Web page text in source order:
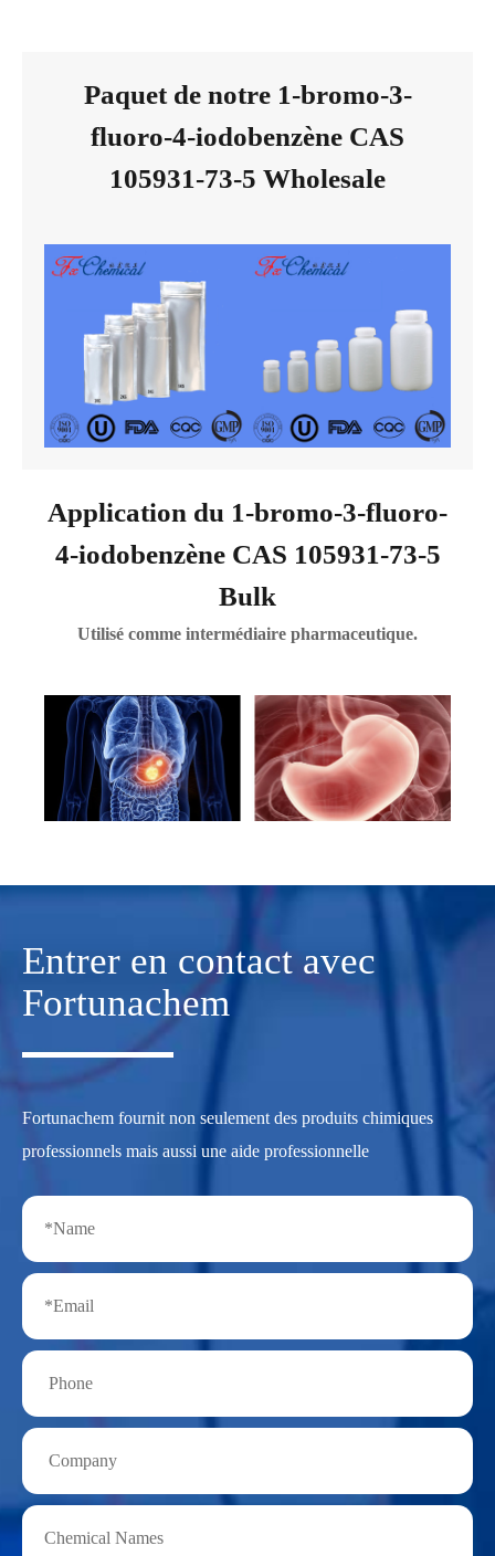
Paquet de notre 1-bromo-3-
fluoro-4-iodobenzène CAS
105931-73-5 Wholesale
Application du 1-bromo-3-fluoro-
4-iodobenzène CAS 105931-73-5
Bulk
Utilisé comme intermédiaire pharmaceutique.
Entrer en contact avec
Fortunachem
Fortunachem fournit non seulement des produits chimiques
professionnels mais aussi une aide professionnelle